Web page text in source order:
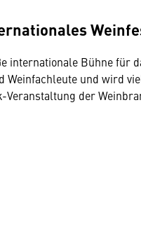
internationale Bühne für
und wird
der